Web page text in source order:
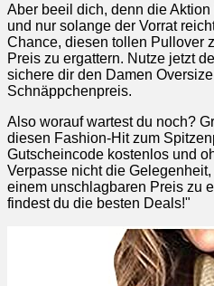
Aber beeil dich, denn die
und nur solange der Vorrat
Chance, diesen tollen Pullover
Preis zu ergattern. Nutze jetzt
sichere dir den Damen
Schnäppchenpreis.
Also worauf wartest du noch?
diesen Fashion-Hit zum
Gutscheincode kostenlos und
Verpasse nicht die
einem unschlagbaren Preis zu
findest du die besten Deals!"